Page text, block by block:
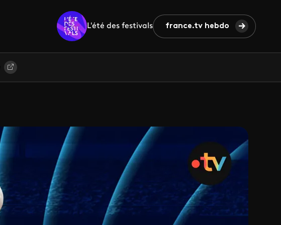
L'été des festivals france.tv hebdo